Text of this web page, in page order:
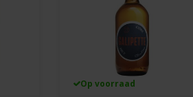
Op voorraad